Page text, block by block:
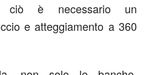
ciò è necessario un
e atteggiamento a 360